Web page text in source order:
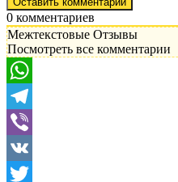
0 комментариев
Межтекстовые Отзывы
Посмотреть все комментарии
WhatsApp
Telegram
Viber
VK